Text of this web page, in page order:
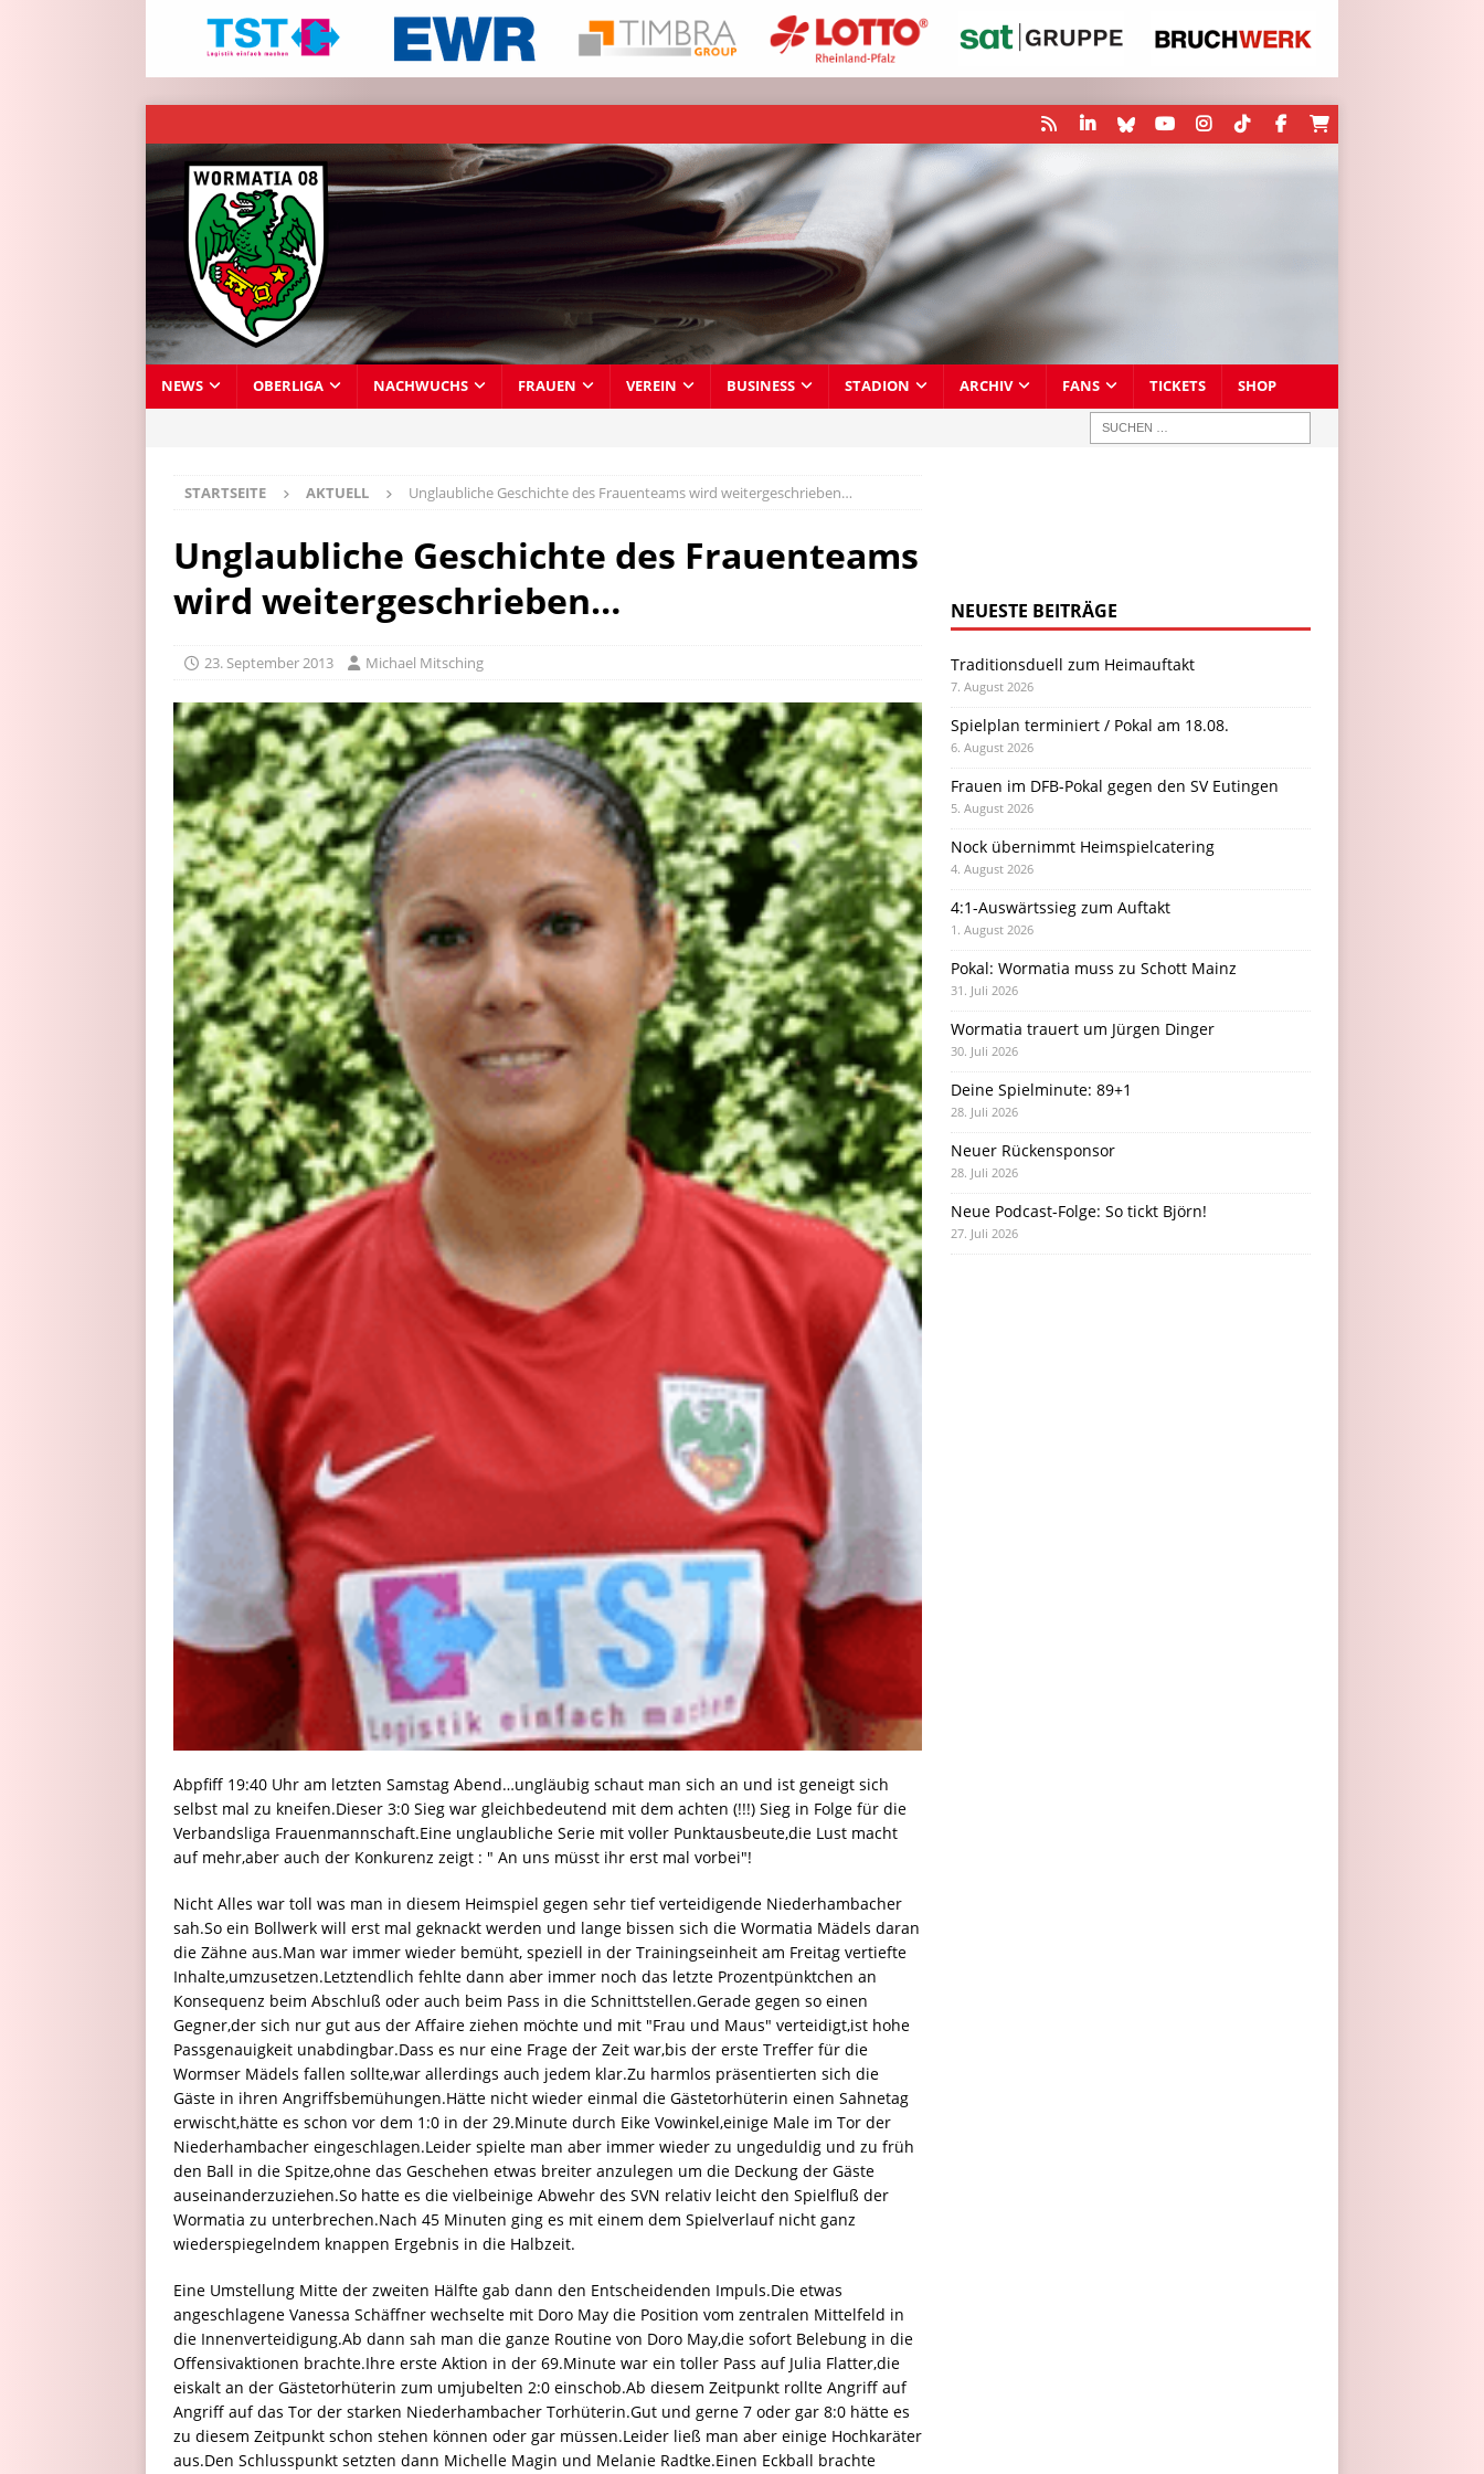
NEWS OBERLIGA NACHWUCHS FRAUEN VEREIN BUSINESS STADION ARCHIV FANS TICKETS SHOP
STARTSEITE AKTUELL Unglaubliche Geschichte des Frauenteams wird weitergeschrieben…
Unglaubliche Geschichte des Frauenteams
wird weitergeschrieben…
23. September 2013 Michael Mitsching
Abpfiff 19:40 Uhr am letzten Samstag Abend…ungläubig schaut man sich an und ist geneigt sich
selbst mal zu kneifen.Dieser 3:0 Sieg war gleichbedeutend mit dem achten (!!!) Sieg in Folge für die
Verbandsliga Frauenmannschaft.Eine unglaubliche Serie mit voller Punktausbeute,die Lust macht
auf mehr,aber auch der Konkurenz zeigt : " An uns müsst ihr erst mal vorbei"!
Nicht Alles war toll was man in diesem Heimspiel gegen sehr tief verteidigende Niederhambacher
sah.So ein Bollwerk will erst mal geknackt werden und lange bissen sich die Wormatia Mädels daran
die Zähne aus.Man war immer wieder bemüht, speziell in der Trainingseinheit am Freitag vertiefte
Inhalte,umzusetzen.Letztendlich fehlte dann aber immer noch das letzte Prozentpünktchen an
Konsequenz beim Abschluß oder auch beim Pass in die Schnittstellen.Gerade gegen so einen
Gegner,der sich nur gut aus der Affaire ziehen möchte und mit "Frau und Maus" verteidigt,ist hohe
Passgenauigkeit unabdingbar.Dass es nur eine Frage der Zeit war,bis der erste Treffer für die
Wormser Mädels fallen sollte,war allerdings auch jedem klar.Zu harmlos präsentierten sich die
Gäste in ihren Angriffsbemühungen.Hätte nicht wieder einmal die Gästetorhüterin einen Sahnetag
erwischt,hätte es schon vor dem 1:0 in der 29.Minute durch Eike Vowinkel,einige Male im Tor der
Niederhambacher eingeschlagen.Leider spielte man aber immer wieder zu ungeduldig und zu früh
den Ball in die Spitze,ohne das Geschehen etwas breiter anzulegen um die Deckung der Gäste
auseinanderzuziehen.So hatte es die vielbeinige Abwehr des SVN relativ leicht den Spielfluß der
Wormatia zu unterbrechen.Nach 45 Minuten ging es mit einem dem Spielverlauf nicht ganz
wiederspiegelndem knappen Ergebnis in die Halbzeit.
Eine Umstellung Mitte der zweiten Hälfte gab dann den Entscheidenden Impuls.Die etwas
angeschlagene Vanessa Schäffner wechselte mit Doro May die Position vom zentralen Mittelfeld in
die Innenverteidigung.Ab dann sah man die ganze Routine von Doro May,die sofort Belebung in die
Offensivaktionen brachte.Ihre erste Aktion in der 69.Minute war ein toller Pass auf Julia Flatter,die
eiskalt an der Gästetorhüterin zum umjubelten 2:0 einschob.Ab diesem Zeitpunkt rollte Angriff auf
Angriff auf das Tor der starken Niederhambacher Torhüterin.Gut und gerne 7 oder gar 8:0 hätte es
zu diesem Zeitpunkt schon stehen können oder gar müssen.Leider ließ man aber einige Hochkaräter
aus.Den Schlusspunkt setzten dann Michelle Magin und Melanie Radtke.Einen Eckball brachte
NEUESTE BEITRÄGE
Traditionsduell zum Heimauftakt
7. August 2026
Spielplan terminiert / Pokal am 18.08.
6. August 2026
Frauen im DFB-Pokal gegen den SV Eutingen
5. August 2026
Nock übernimmt Heimspielcatering
4. August 2026
4:1-Auswärtssieg zum Auftakt
1. August 2026
Pokal: Wormatia muss zu Schott Mainz
31. Juli 2026
Wormatia trauert um Jürgen Dinger
30. Juli 2026
Deine Spielminute: 89+1
28. Juli 2026
Neuer Rückensponsor
28. Juli 2026
Neue Podcast-Folge: So tickt Björn!
27. Juli 2026